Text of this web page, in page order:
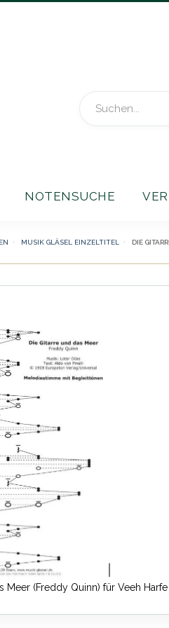
NOTENSUCHE
MUSIK GLÄSEL EINZELTITEL DIE
Meer (Freddy Quinn) für Veeh Harfe